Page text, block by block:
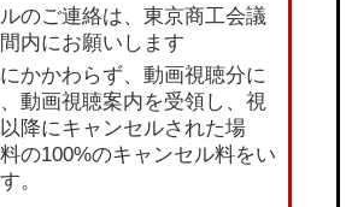
のご連絡は、東京商工会議
内にお願いします
にかかわらず、動画視聴分に
動画視聴案内を受領し、視
降にキャンセルされた場
の100%のキャンセル料をい
。